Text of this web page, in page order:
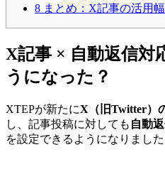
8 まとめ：X記事の活用
X記事 × 自動返信対
うになった？
XTEPが新たにX（旧Twitter）
し、記事投稿に対しても 自動
を設定できるようになりました